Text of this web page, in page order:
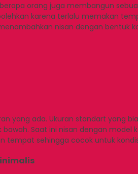
orang juga membangun
karena terlalu memakan
nisan dengan bentuk
yang ada. Ukuran standart yang
Saat ini nisan dengan
tempat sehingga cocok untuk